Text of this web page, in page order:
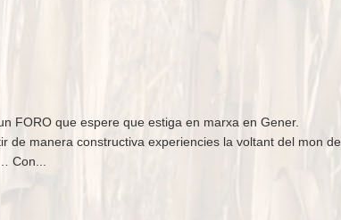
FORO que espere que estiga en marxa en Gener.
de manera constructiva experiencies la voltant del mon de
Con...